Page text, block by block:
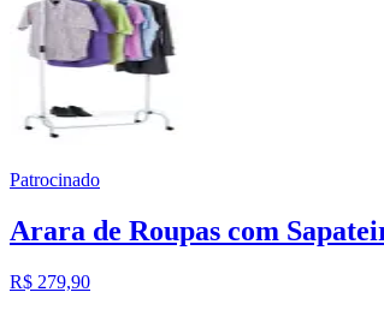
Patrocinado
Arara de Roupas com
R$ 279,90